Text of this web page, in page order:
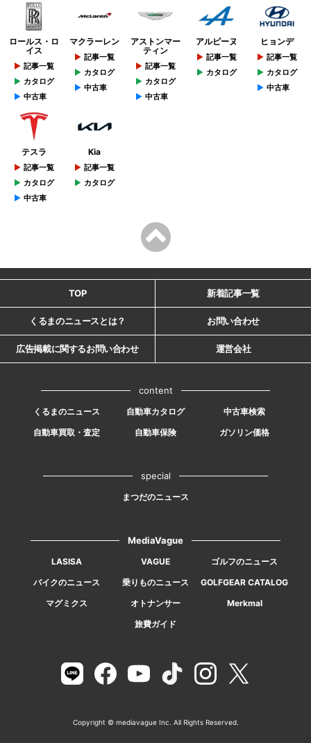
ロールス・ロ
イス
記事一覧
カタログ
中古車
マクラーレン
記事一覧
カタログ
中古車
アストンマー
ティン
記事一覧
カタログ
中古車
アルピーヌ
記事一覧
カタログ
ヒョンデ
記事一覧
カタログ
中古車
テスラ
記事一覧
カタログ
中古車
Kia
記事一覧
カタログ
TOP 新着記事一覧
くるまのニュースとは？ お問い合わせ
広告掲載に関するお問い合わせ 運営会社
content
くるまのニュース 自動車カタログ
中古車検索
自動車買取・査定
自動車保険 ガソリン価格
special
まつだのニュース
MediaVague
LASISA VAGUE
ゴルフのニュース
バイクのニュース
乗りものニュース
GOLFGEAR CATALOG
マグミクス
オトナンサー
Merkmal
旅費ガイド
Copyright © mediavague Inc. All Rights Reserved.